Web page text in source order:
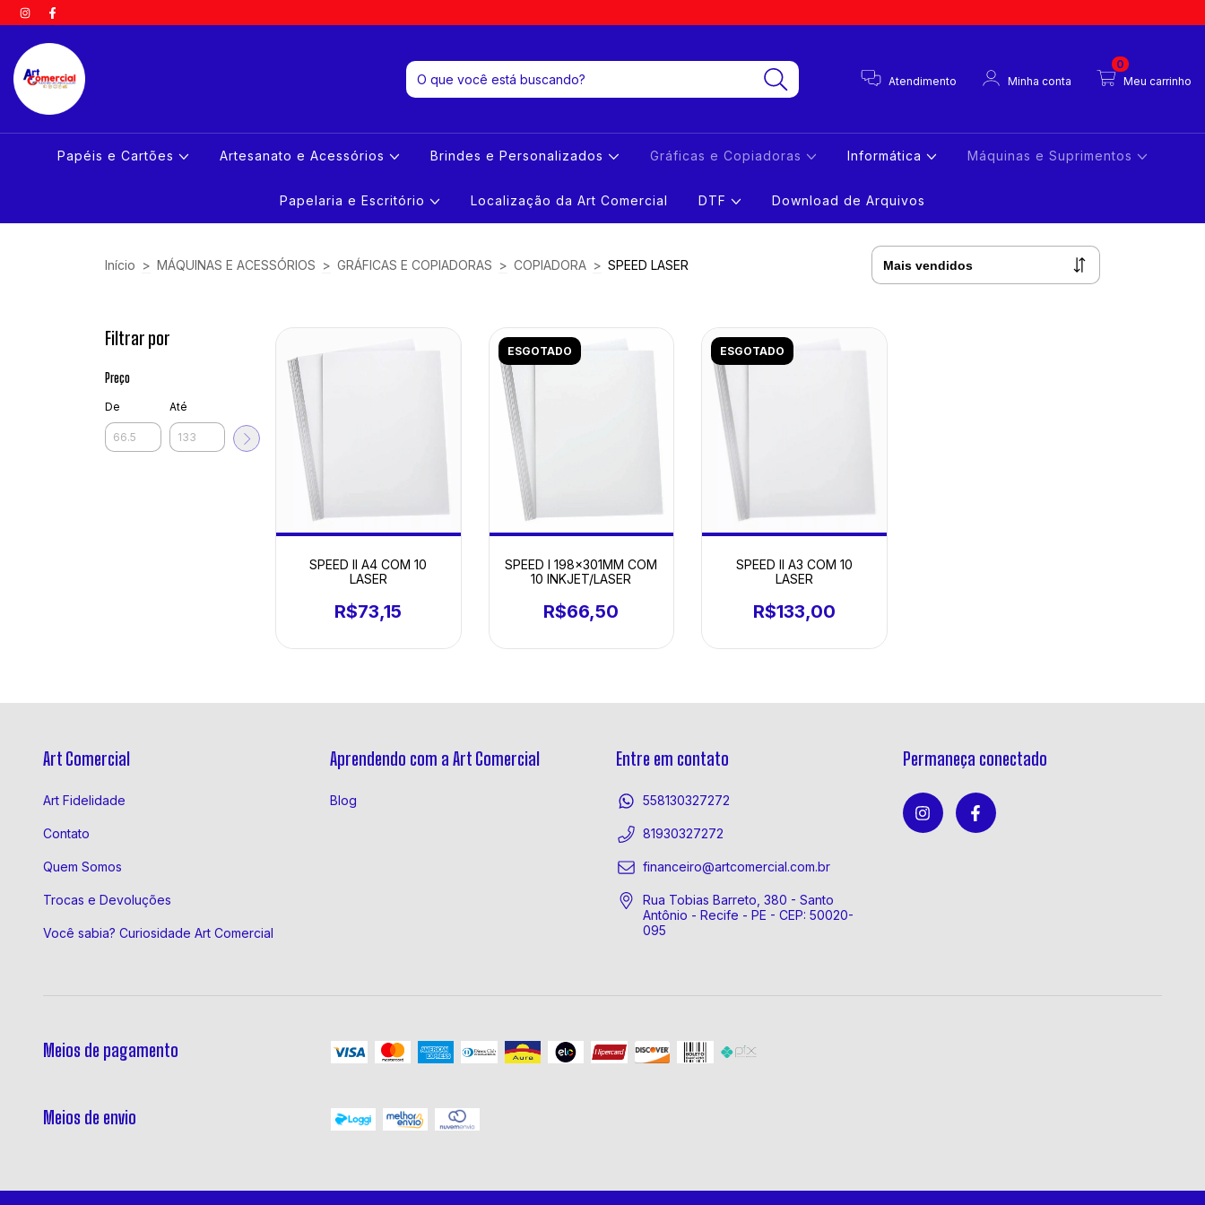
Atendimento Minha conta Meu carrinho
0
Papéis e Cartões Artesanato e Acessórios Brindes e Personalizados Gráficas e Copiadoras Informática Máquinas e Suprimentos
Papelaria e Escritório Localização da Art Comercial DTF Download de Arquivos
Início > MÁQUINAS E ACESSÓRIOS > GRÁFICAS E COPIADORAS > COPIADORA > SPEED LASER
Filtrar por
Preço
De Até
SPEED II A4 COM 10
LASER
R$73,15
ESGOTADO
SPEED I 198x301MM COM
10 INKJET/LASER
R$66,50
ESGOTADO
SPEED II A3 COM 10
LASER
R$133,00
Art Comercial
Art Fidelidade
Contato
Quem Somos
Trocas e Devoluções
Você sabia? Curiosidade Art Comercial
Aprendendo com a Art Comercial
Blog
Entre em contato
558130327272
81930327272
financeiro@artcomercial.com.br
Rua Tobias Barreto, 380 - Santo
Antônio - Recife - PE - CEP: 50020-
095
Permaneça conectado
Meios de pagamento
Meios de envio